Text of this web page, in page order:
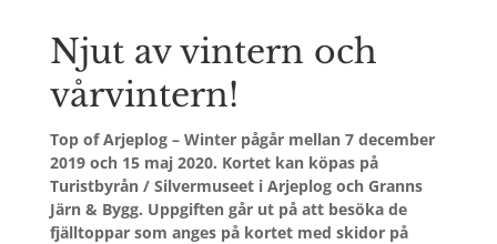
Njut av vintern och
vårvintern!
Top of Arjeplog – Winter pågår mellan 7 december
2019 och 15 maj 2020. Kortet kan köpas på
Turistbyrån / Silvermuseet i Arjeplog och Granns
Järn & Bygg. Uppgiften går ut på att besöka de
fjälltoppar som anges på kortet med skidor på